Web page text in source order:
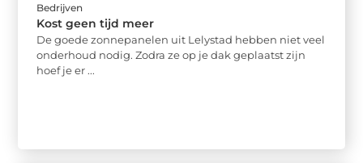
Bedrijven
Kost geen tijd meer
De goede zonnepanelen uit Lelystad hebben niet veel
onderhoud nodig. Zodra ze op je dak geplaatst zijn
hoef je er ...